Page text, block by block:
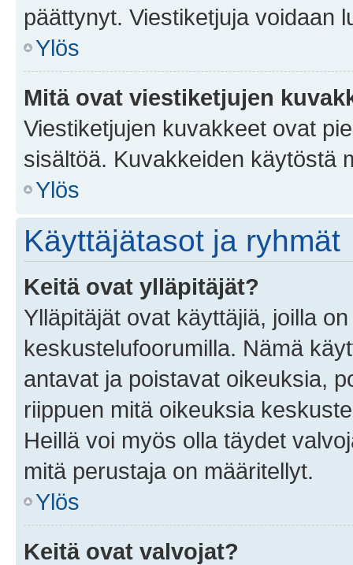
päättynyt. Viestiketjuja voidaan
Ylös
Mitä ovat viestiketjujen
Viestiketjujen kuvakkeet ovat
sisältöä. Kuvakkeiden käytöstä
Ylös
Käyttäjätasot ja ryhmät
Keitä ovat ylläpitäjät?
Ylläpitäjät ovat käyttäjiä, joilla
keskustelufoorumilla. Nämä
antavat ja poistavat oikeuksia,
riippuen mitä oikeuksia
Heillä voi myös olla täydet
mitä perustaja on määritellyt.
Ylös
Keitä ovat valvojat?